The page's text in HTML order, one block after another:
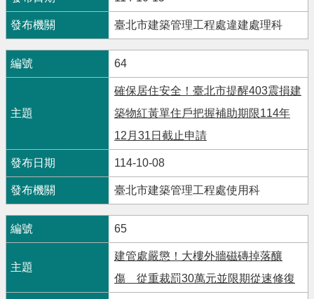
臺北市建築管理工程處違建處理科
64
確保居住安全！臺北市提醒403震損建
築物紅黃單住戶把握補助期限114年
12月31日截止申請
114-10-08
臺北市建築管理工程處使用科
65
建管處嚴懲！大樓外牆磁磚掉落釀
傷 從重裁罰30萬元並限期從速修復